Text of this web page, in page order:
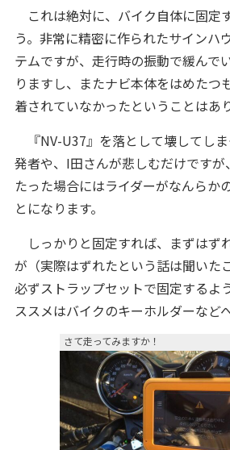
これは絶対に、バイク自体に固定
う。非常に精密に作られたサインハ
テムですが、走行時の振動で緩んで
りますし、またナビ本体をはめたつ
着されていなかったということはあ
『NV-U37』を落として壊してし
発者や、I田さんが悲しむだけですが
たった場合にはライダーがなんらか
とになります。
しっかりと固定すれば、まずはず
が（実際はずれたという話は聞いた
必ずストラップセットで固定するよ
ススメはバイクのキーホルダーなど
さて走ってみますか！